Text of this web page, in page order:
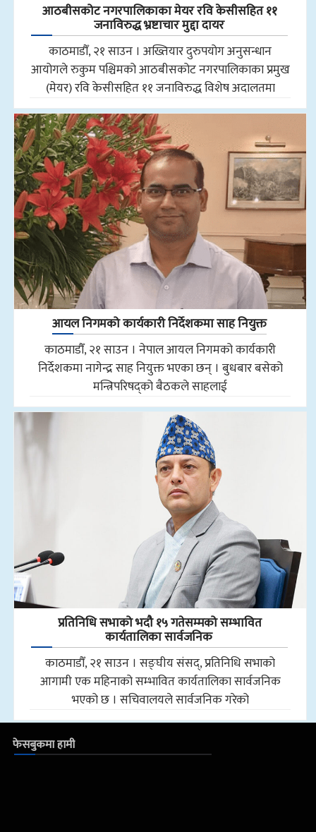
आठबीसकोट नगरपालिकाका मेयर रवि केसीसहित ११
जनाविरुद्ध भ्रष्टाचार मुद्दा दायर
काठमाडौँ, २१ साउन । अख्तियार दुरुपयोग अनुसन्धान
आयोगले रुकुम पश्चिमको आठबीसकोट नगरपालिकाका प्रमुख
(मेयर) रवि केसीसहित ११ जनाविरुद्ध विशेष अदालतमा
आयल निगमको कार्यकारी निर्देशकमा साह नियुक्त
काठमाडौँ, २१ साउन । नेपाल आयल निगमको कार्यकारी
निर्देशकमा नागेन्द्र साह नियुक्त भएका छन् । बुधबार बसेको
मन्त्रिपरिषद्को बैठकले साहलाई
प्रतिनिधि सभाको भदौ १५ गतेसम्मको सम्भावित
कार्यतालिका सार्वजनिक
काठमाडौँ, २१ साउन । सङ्घीय संसद्, प्रतिनिधि सभाको
आगामी एक महिनाको सम्भावित कार्यतालिका सार्वजनिक
भएको छ । सचिवालयले सार्वजनिक गरेको
फेसबुकमा हामी